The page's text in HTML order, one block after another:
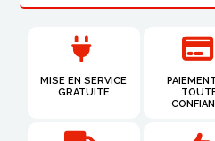
MISE EN SERVICE
GRATUITE